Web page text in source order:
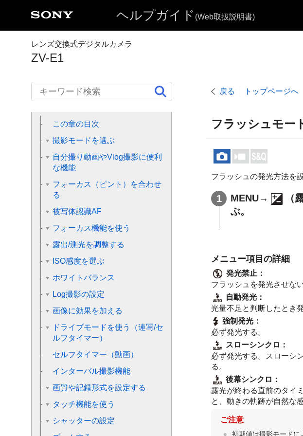
ヘルプガイド (Web取扱説明書)
レンズ交換式デジタルカメラ
ZV-E1
戻る トップページへ
フラッシュモー
フラッシュの発光方法を
MENU→ （
ぶ。
メニュー項目の詳細
発光禁止 ：
フラッシュを発光させない
自動発光：
光量不足と判断したとき
強制発光 ：
必ず発光する。
スローシンクロ ：
必ず発光する。スローシ
る。
後幕シンクロ ：
露光が終わる直前のタイ
と、動きの軌跡が自然な
ご注意
初期値は撮影モードに
準備/基本的な撮影
撮影機能を活用する
この章の目次
撮影モードを選ぶ
自分撮り動画やVlog撮影に便利
な機能
フォーカス（ピント）を合わせ
る
被写体認識AF
フォーカス機能を使う
露出/測光を調整する
ISO感度を選ぶ
ホワイトバランス
Log撮影の設定
画像に効果を加える
ドライブモードを使う（連写/セ
ルフタイマー）
セルフタイマー （動画）
インターバル撮影機能
画質や記録形式を設定する
タッチ機能を使う
シャッターの設定